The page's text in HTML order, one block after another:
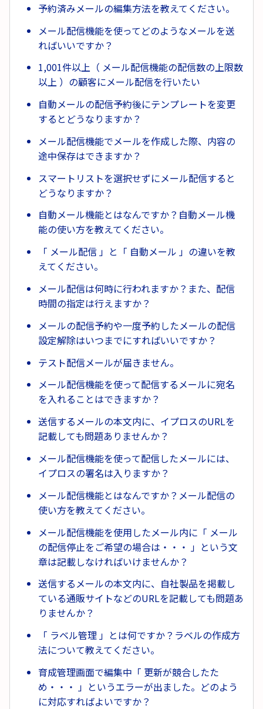
予約済みメールの編集方法を教えてください。
メール配信機能を使ってどのようなメールを送
ればいいですか？
1,001件以上（ メール配信機能の配信数の上限数
以上 ）の顧客にメール配信を行いたい
自動メールの配信予約後にテンプレートを変更
するとどうなりますか？
メール配信機能でメールを作成した際、内容の
途中保存はできますか？
スマートリストを選択せずにメール配信すると
どうなりますか？
自動メール機能とはなんですか？自動メール機
能の使い方を教えてください。
「 メール配信 」と「 自動メール 」の違いを教
えてください。
メール配信は何時に行われますか？また、配信
時間の指定は行えますか？
メールの配信予約や一度予約したメールの配信
設定解除はいつまでにすればいいですか？
テスト配信メールが届きません。
メール配信機能を使って配信するメールに宛名
を入れることはできますか？
送信するメールの本文内に、イプロスのURLを
記載しても問題ありませんか？
メール配信機能を使って配信したメールには、
イプロスの署名は入りますか？
メール配信機能とはなんですか？メール配信の
使い方を教えてください。
メール配信機能を使用したメール内に「 メール
の配信停止をご希望の場合は・・・ 」という文
章は記載しなければいけませんか？
送信するメールの本文内に、自社製品を掲載し
ている通販サイトなどのURLを記載しても問題あ
りませんか？
「 ラベル管理 」とは何ですか？ラベルの作成方
法について教えてください。
育成管理画面で編集中「 更新が競合したた
め・・・ 」というエラーが出ました。どのよう
に対応すればよいですか？